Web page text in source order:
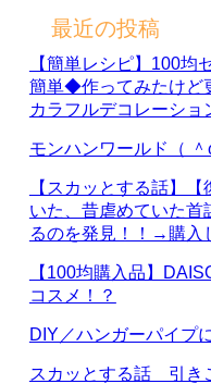
最近の投稿
【簡単レシピ】100均
簡単◆作ってみたけど
カラフルデコレーシ
モンハンワールド（
【スカッとする話】
いた、昔虐めていた首
るのを発見！！→購入
【100均購入品】
コスメ！？
DIY／ハンガーパイプ
スカッとする話 引き